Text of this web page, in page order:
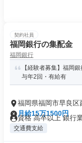
契約社員
福岡銀行の集配金
福岡銀行
【経験者募集】福岡
与年2回・有給有
福岡県福岡市早良区
月給15万1500円
資格 高卒以上 銀行
交通費支給